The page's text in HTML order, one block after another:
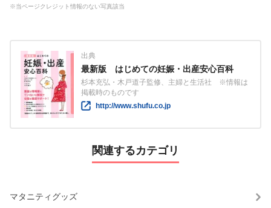
※当ページクレジット情報のない写真該当
出典
最新版 はじめての妊娠・出産安心百科
杉本充弘・木戸道子監修、主婦と生活社 ※情報は
掲載時のものです
http://www.shufu.co.jp
関連するカテゴリ
マタニティグッズ